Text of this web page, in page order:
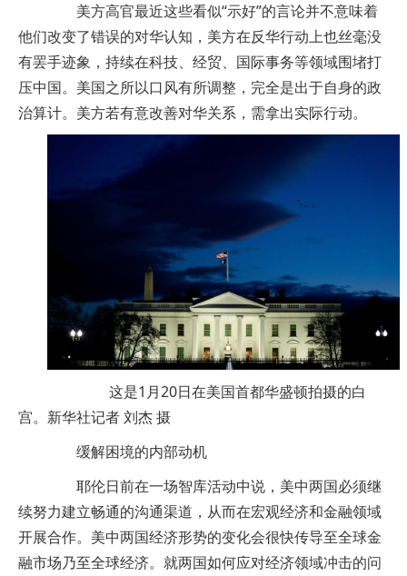
美方高官最近这些看似“示好”的言论并不意味着
他们改变了错误的对华认知，美方在反华行动上也丝毫没
有罢手迹象，持续在科技、经贸、国际事务等领域围堵打
压中国。美国之所以口风有所调整，完全是出于自身的政
治算计。美方若有意改善对华关系，需拿出实际行动。
这是1月20日在美国首都华盛顿拍摄的白
宫。 新华社记者 刘杰 摄
缓解困境的内部动机
耶伦日前在一场智库活动中说，美中两国必须继
续努力建立畅通的沟通渠道，从而在宏观经济和金融领域
开展合作。美中两国经济形势的变化会很快传导至全球金
融市场乃至全球经济。就两国如何应对经济领域冲击的问